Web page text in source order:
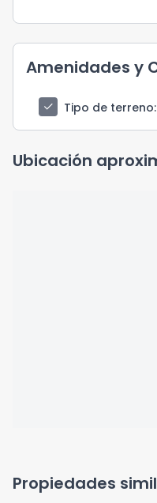
Amenidades y
check Tipo de terreno
Ubicación
Propiedades